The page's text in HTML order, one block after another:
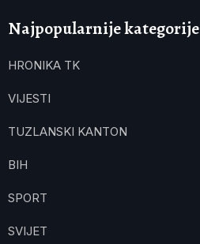
Najpopularnije kategorije
HRONIKA TK
VIJESTI
TUZLANSKI KANTON
BIH
SPORT
SVIJET